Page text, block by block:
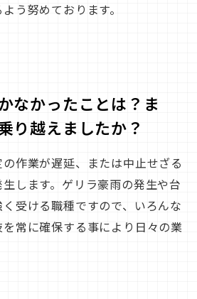
う努めております。
なかったことは？ ま
り越えましたか？
作業が遅延、または中止せざる
します。ゲリラ豪雨の発生や台
受ける職種ですので、いろんな
常に確保する事により日々の業